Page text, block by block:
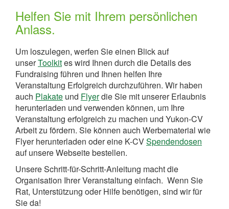
Helfen Sie mit Ihrem persönlichen
Anlass.
Um loszulegen, werfen Sie einen Blick auf
unserToolkites wird Ihnen durch die Details des
Fundraising führen und Ihnen helfen Ihre
Veranstaltung Erfolgreich durchzuführen. Wir haben
auch Plakate und Flyerdie Sie mit unserer Erlaubnis
herunterladen und verwenden können, um Ihre
Veranstaltung erfolgreich zu machen und Yukon-CV
Arbeit zu fördern. Sie können auch Werbematerial wie
Flyer herunterladen oder eine K-CVSpendendosen
auf unsere Webseite bestellen.
Unsere Schritt-für-Schritt-Anleitung macht die
Organisation Ihrer Veranstaltung einfach. Wenn Sie
Rat, Unterstützung oder Hilfe benötigen, sind wir für
Sie da!